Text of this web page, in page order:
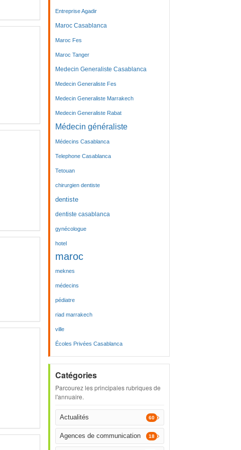
Entreprise Agadir
Maroc Casablanca
Maroc Fes
Maroc Tanger
Medecin Generaliste Casablanca
Medecin Generaliste Fes
Medecin Generaliste Marrakech
Medecin Generaliste Rabat
Médecin généraliste
Médecins Casablanca
Telephone Casablanca
Tetouan
chirurgien dentiste
dentiste
dentiste casablanca
gynécologue
hotel
maroc
meknes
médecins
pédiatre
riad marrakech
ville
Écoles Privées Casablanca
Catégories
Parcourez les principales rubriques de
l'annuaire.
Actualités 60
Agences de communication 18